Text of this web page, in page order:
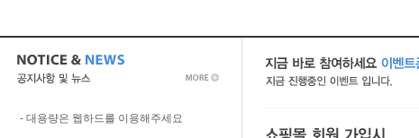
- 대용량은 웹하드를 이용해주세요